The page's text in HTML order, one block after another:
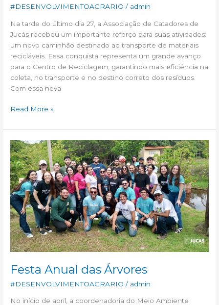
#DESENVOLVIMENTOAGRARIO / admin
Na tarde do último dia 27, a Associação de Catadores de
Jucás recebeu um importante reforço para suas atividades:
um novo caminhão destinado ao transporte de materiais
recicláveis. Essa conquista representa um grande avanço
para o Centro de Reciclagem, garantindo mais eficiência na
coleta, no transporte e no destino correto dos resíduos.
Com essa nova
Read More »
Festa Anual das Árvores
#DESENVOLVIMENTOAGRARIO / admin
No início de abril, a coordenadoria do Meio Ambiente
Festa
Anual
das
Árvores